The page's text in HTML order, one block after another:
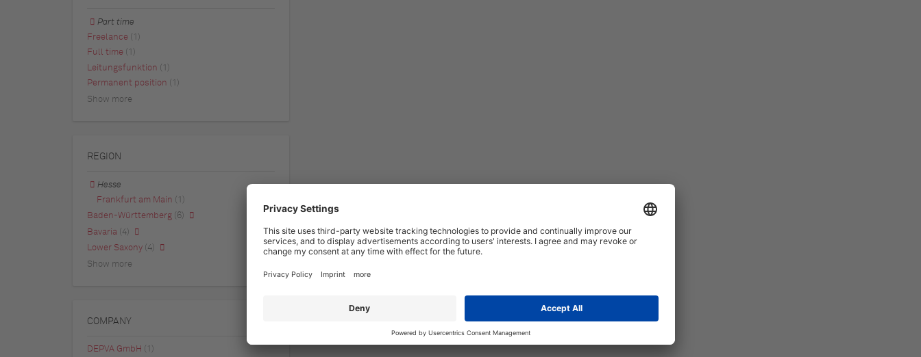
Part time
Freelance
(1)
Full time
(1)
Leitungsfunktion (1)
Permanent position (1)
Show more
REGION
Hesse
Frankfurt am Main
(1)
Baden-Württemberg
(6)
Bavaria (4)
Lower Saxony (4)
Show more
COMPANY
DEPVA GmbH (1)